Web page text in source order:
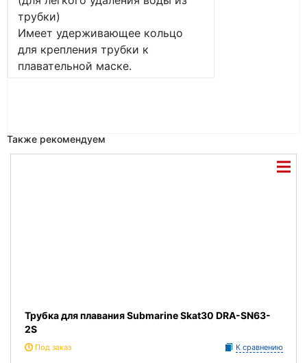
трубки)
Имеет удерживающее кольцо
для крепления трубки к
плавательной маске.
Также рекомендуем
Трубка для плавания Submarine Skat30 DRA-SN63-
2S
Под заказ К сравнению